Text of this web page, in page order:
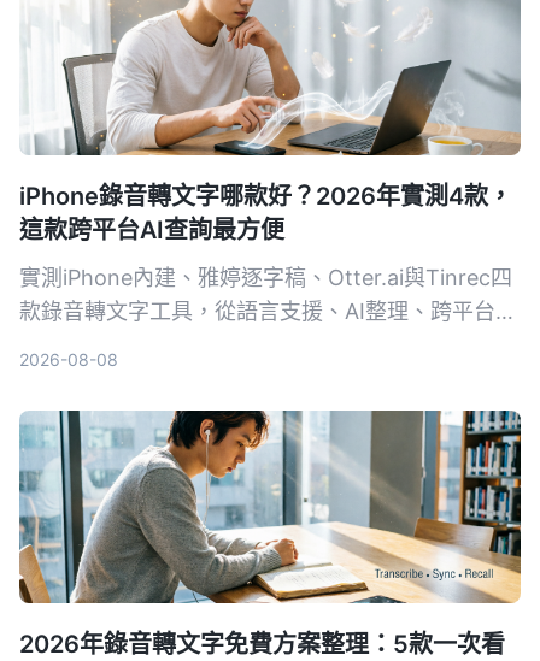
iPhone錄音轉文字哪款好？2026年實測4款，
這款跨平台AI查詢最方便
實測iPhone內建、雅婷逐字稿、Otter.ai與Tinrec四
款錄音轉文字工具，從語言支援、AI整理、跨平台到
2026-08-08
2026年錄音轉文字免費方案整理：5款一次看